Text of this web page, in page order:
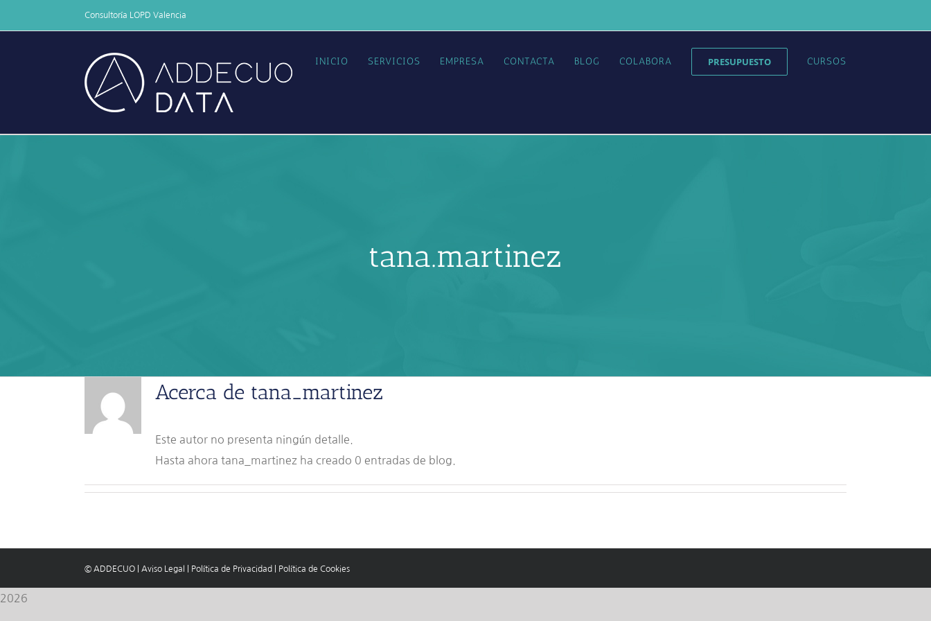
to
Consultoría LOPD Valencia
INICIO SERVICIOS EMPRESA CONTACTA BLOG COLABORA PRESUPUESTO CURSOS
tana.martinez
Acerca de tana_martinez
Este autor no presenta ningún detalle.
Hasta ahora tana_martinez ha creado 0 entradas de blog.
© ADDECUO Aviso Legal Política de Privacidad Política de Cookies
2026